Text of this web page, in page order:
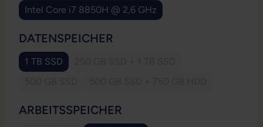
Intel Core i7 8850H @ 2,6 GHz
DATENSPEICHER
1 TB SSD
ARBEITSSPEICHER